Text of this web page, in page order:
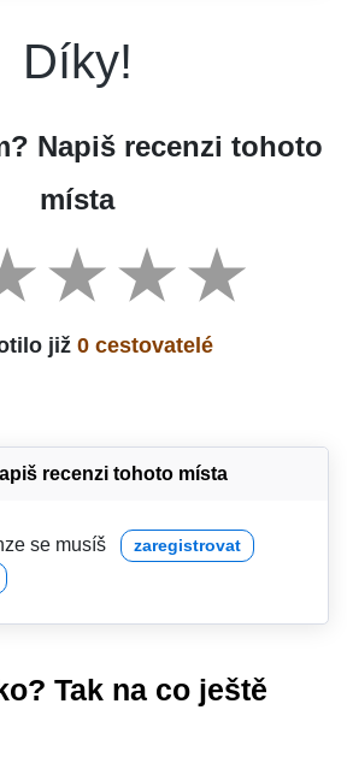
Díky!
Napiš recenzi tohoto
místa
již 0 cestovatelé
recenzi tohoto místa
se musíš zaregistrovat
Tak na co ještě